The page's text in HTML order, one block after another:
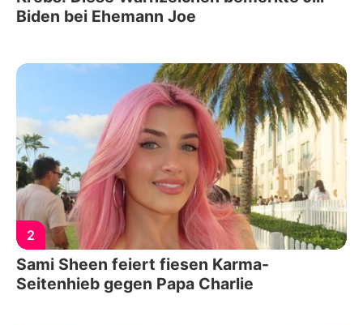
Biden bei Ehemann Joe
2
Sami Sheen feiert fiesen Karma-
Seitenhieb gegen Papa Charlie